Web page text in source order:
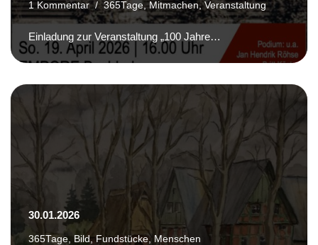
1 Kommentar 365Tage,Mitmachen,Veranstaltung
Einladung zur Veranstaltung „100 Jahre…
30.01.2026
365Tage Bild, Fundstücke, Menschen